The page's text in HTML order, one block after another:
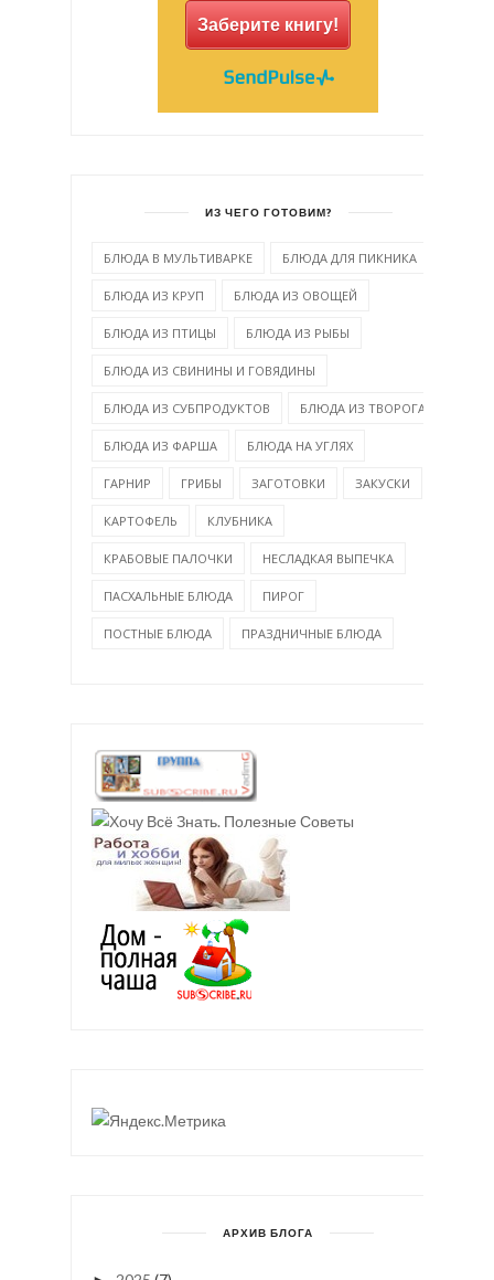
Заберите книгу!
ИЗ ЧЕГО ГОТОВИМ?
БЛЮДА В МУЛЬТИВАРКЕ БЛЮДА ДЛЯ ПИКНИКА
БЛЮДА ИЗ КРУП БЛЮДА ИЗ ОВОЩЕЙ
БЛЮДА ИЗ ПТИЦЫ БЛЮДА ИЗ РЫБЫ
БЛЮДА ИЗ СВИНИНЫ И ГОВЯДИНЫ
БЛЮДА ИЗ СУБПРОДУКТОВ БЛЮДА ИЗ ТВОРОГА
БЛЮДА ИЗ ФАРША БЛЮДА НА УГЛЯХ
ГАРНИР ГРИБЫ ЗАГОТОВКИ ЗАКУСКИ
КАРТОФЕЛЬ КЛУБНИКА
КРАБОВЫЕ ПАЛОЧКИ НЕСЛАДКАЯ ВЫПЕЧКА
ПАСХАЛЬНЫЕ БЛЮДА ПИРОГ
ПОСТНЫЕ БЛЮДА ПРАЗДНИЧНЫЕ БЛЮДА
АРХИВ БЛОГА